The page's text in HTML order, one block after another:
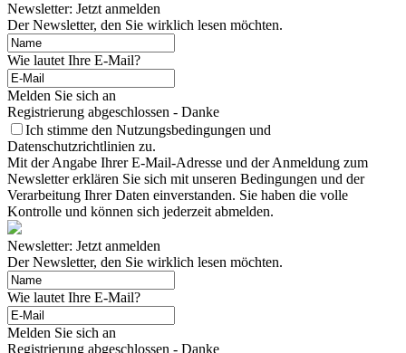
Newsletter: Jetzt anmelden
Der Newsletter, den Sie wirklich lesen möchten.
Wie lautet Ihre E-Mail?
Melden Sie sich an
Registrierung abgeschlossen - Danke
Ich stimme den Nutzungsbedingungen und
Datenschutzrichtlinien zu.
Mit der Angabe Ihrer E-Mail-Adresse und der Anmeldung zum
Newsletter erklären Sie sich mit unseren Bedingungen und der
Verarbeitung Ihrer Daten einverstanden. Sie haben die volle
Kontrolle und können sich jederzeit abmelden.
Newsletter: Jetzt anmelden
Der Newsletter, den Sie wirklich lesen möchten.
Wie lautet Ihre E-Mail?
Melden Sie sich an
Registrierung abgeschlossen - Danke